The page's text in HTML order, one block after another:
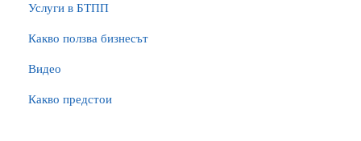
Услуги в БТПП
Какво ползва бизнесът
Видео
Какво предстои